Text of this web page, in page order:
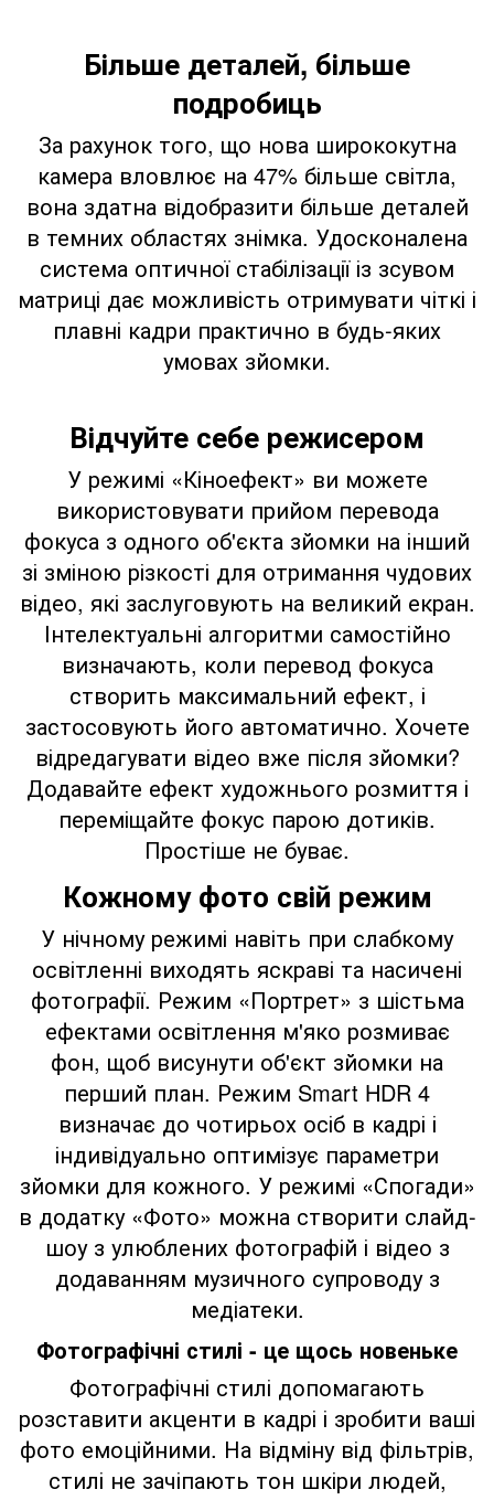
Більше деталей, більше
подробиць
За рахунок того, що нова ширококутна
камера вловлює на 47% більше світла,
вона здатна відобразити більше деталей
в темних областях знімка. Удосконалена
система оптичної стабілізації із зсувом
матриці дає можливість отримувати чіткі і
плавні кадри практично в будь-яких
умовах зйомки.
Відчуйте себе режисером
У режимі «Кіноефект» ви можете
використовувати прийом перевода
фокуса з одного об'єкта зйомки на інший
зі зміною різкості для отримання чудових
відео, які заслуговують на великий екран.
Інтелектуальні алгоритми самостійно
визначають, коли перевод фокуса
створить максимальний ефект, і
застосовують його автоматично. Хочете
відредагувати відео вже після зйомки?
Додавайте ефект художнього розмиття і
переміщайте фокус парою дотиків.
Простіше не буває.
Кожному фото свій режим
У нічному режимі навіть при слабкому
освітленні виходять яскраві та насичені
фотографії. Режим «Портрет» з шістьма
ефектами освітлення м'яко розмиває
фон, щоб висунути об'єкт зйомки на
перший план. Режим Smart HDR 4
визначає до чотирьох осіб в кадрі і
індивідуально оптимізує параметри
зйомки для кожного. У режимі «Спогади»
в додатку «Фото» можна створити слайд-
шоу з улюблених фотографій і відео з
додаванням музичного супроводу з
медіатеки.
Фотографічні стилі - це щось новеньке
Фотографічні стилі допомагають
розставити акценти в кадрі і зробити ваші
фото емоційними. На відміну від фільтрів,
стилі не зачіпають тон шкіри людей,